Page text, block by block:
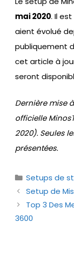
mai 2020. Il
aient évolué
publiquement
cet article à
seront
Dernière mise
officielle
2020). Seules
présentées.
Catégories
Setups de
Setup de
Top 3 Des
3600